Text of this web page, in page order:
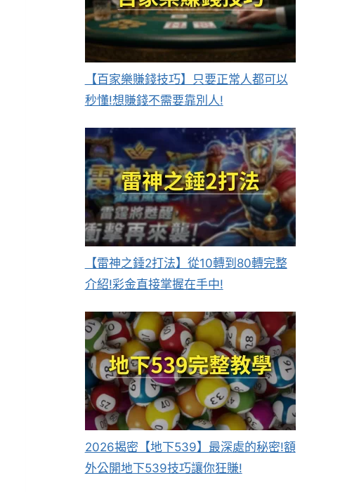
【百家樂賺錢技巧】只要正常人都可以
秒懂!想賺錢不需要靠別人!
【雷神之錘2打法】從10轉到80轉完整
介紹!彩金直接掌握在手中!
2026揭密【地下539】最深處的秘密!額
外公開地下539技巧讓你狂賺!